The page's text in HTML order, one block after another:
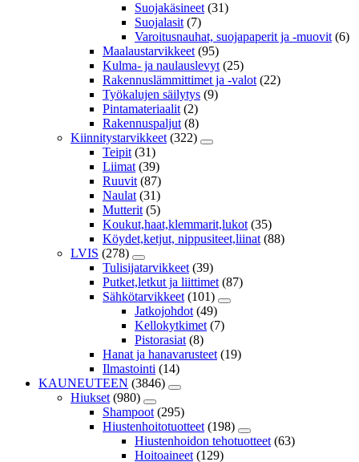
Suojakäsineet (31)
Suojalasit (7)
Varoitusnauhat, suojapaperit ja -muovit (6)
Maalaustarvikkeet (95)
Kulma- ja naulauslevyt (25)
Rakennuslämmittimet ja -valot (22)
Työkalujen säilytys (9)
Pintamateriaalit (2)
Rakennuspaljut (8)
Kiinnitystarvikkeet (322)
Teipit (31)
Liimat (39)
Ruuvit (87)
Naulat (31)
Mutterit (5)
Koukut,haat,klemmarit,lukot (35)
Köydet,ketjut, nippusiteet,liinat (88)
LVIS (278)
Tulisijatarvikkeet (39)
Putket,letkut ja liittimet (87)
Sähkötarvikkeet (101)
Jatkojohdot (49)
Kellokytkimet (7)
Pistorasiat (8)
Hanat ja hanavarusteet (19)
Ilmastointi (14)
KAUNEUTEEN (3846)
Hiukset (980)
Shampoot (295)
Hiustenhoitotuotteet (198)
Hiustenhoidon tehotuotteet (63)
Hoitoaineet (129)